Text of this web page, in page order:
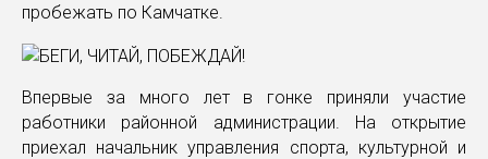
пробежать по Камчатке.
Впервые за много лет в гонке приняли участие
работники районной администрации. На открытие
приехал начальник управления спорта, культурной и